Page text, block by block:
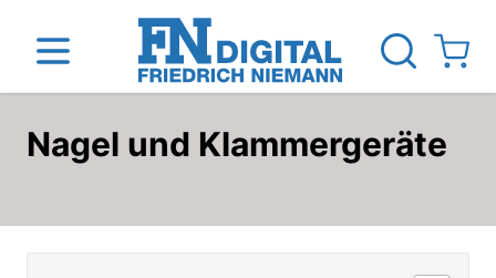
Direkt zum Inhalt
View
Nagel und Klammergeräte